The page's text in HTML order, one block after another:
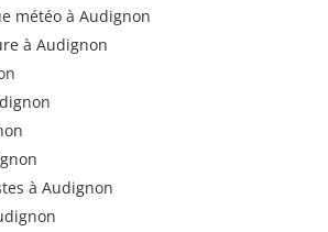
météo à Audignon
à Audignon
à Audignon